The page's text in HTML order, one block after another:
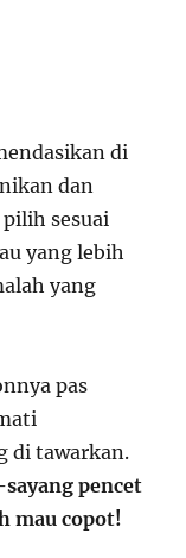
di
dan
sesuai
yang lebih
yang
pas
di tawarkan.
pencet
mau copot!